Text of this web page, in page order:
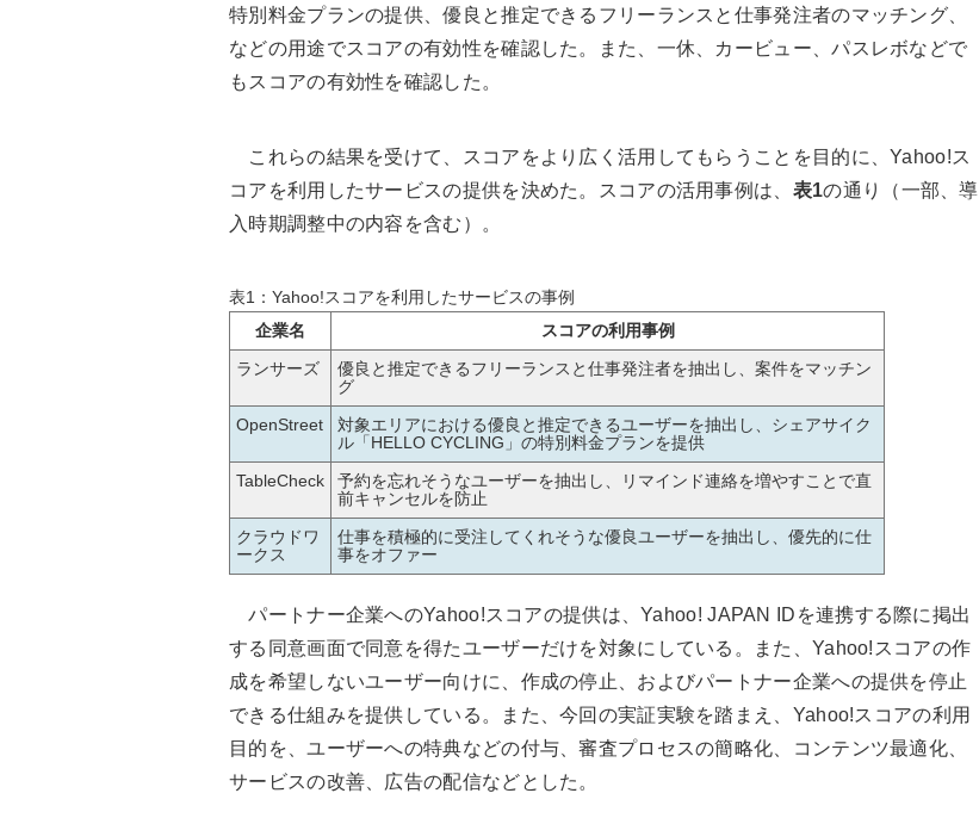
特別料金プランの提供、優良と推定できるフリーランスと仕事発注者のマッチング、
などの用途でスコアの有効性を確認した。また、一休、カービュー、パスレボなどで
もスコアの有効性を確認した。
これらの結果を受けて、スコアをより広く活用してもらうことを目的に、Yahoo!ス
コアを利用したサービスの提供を決めた。スコアの活用事例は、 表1の通り（一部、導
入時期調整中の内容を含む）。
表1：Yahoo!スコアを利用したサービスの事例
企業名
スコアの利用事例
ランサーズ
優良と推定できるフリーランスと仕事発注者を抽出し、案件をマッチン
グ
OpenStreet
対象エリアにおける優良と推定できるユーザーを抽出し、シェアサイク
ル「HELLO CYCLING」の特別料金プランを提供
TableCheck
予約を忘れそうなユーザーを抽出し、リマインド連絡を増やすことで直
前キャンセルを防止
クラウドワ
ークス
仕事を積極的に受注してくれそうな優良ユーザーを抽出し、優先的に仕
事をオファー
パートナー企業へのYahoo!スコアの提供は、Yahoo! JAPAN IDを連携する際に掲出
する同意画面で同意を得たユーザーだけを対象にしている。また、Yahoo!スコアの作
成を希望しないユーザー向けに、作成の停止、およびパートナー企業への提供を停止
できる仕組みを提供している。また、今回の実証実験を踏まえ、Yahoo!スコアの利用
目的を、ユーザーへの特典などの付与、審査プロセスの簡略化、コンテンツ最適化、
サービスの改善、広告の配信などとした。